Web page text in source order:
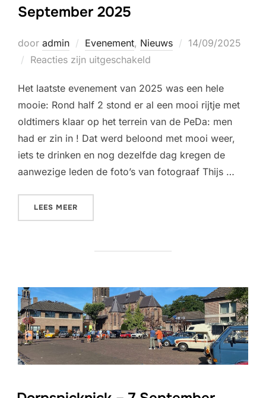
September 2025
door admin Evenement, Nieuws
Geplaatst
14/09/2025
Reacties zijn uitgeschakeld
Het laatste evenement van 2025 was een hele
mooie: Rond half 2 stond er al een mooi rijtje met
oldtimers klaar op het terrein van de PeDa: men
had er zin in ! Dat werd beloond met mooi weer,
iets te drinken en nog dezelfde dag kregen de
aanwezige leden de foto’s van fotograaf Thijs …
LEES MEER